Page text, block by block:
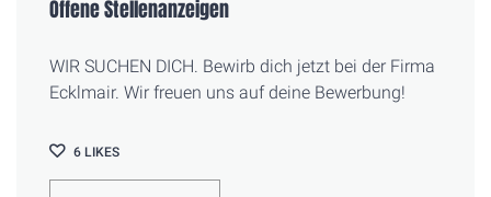
Offene Stellenanzeigen
WIR SUCHEN DICH. Bewirb dich jetzt bei der Firma
Ecklmair. Wir freuen uns auf deine Bewerbung!
6 LIKES